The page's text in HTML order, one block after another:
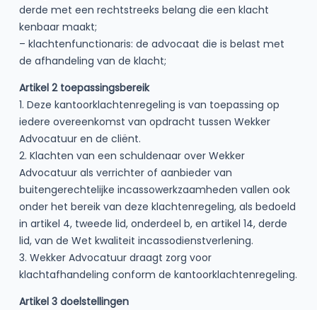
derde met een rechtstreeks belang die een klacht
kenbaar maakt;
– klachtenfunctionaris: de advocaat die is belast met
de afhandeling van de klacht;
Artikel 2 toepassingsbereik
1. Deze kantoorklachtenregeling is van toepassing op
iedere overeenkomst van opdracht tussen Wekker
Advocatuur en de cliënt.
2. Klachten van een schuldenaar over Wekker
Advocatuur als verrichter of aanbieder van
buitengerechtelijke incassowerkzaamheden vallen ook
onder het bereik van deze klachtenregeling, als bedoeld
in artikel 4, tweede lid, onderdeel b, en artikel 14, derde
lid, van de Wet kwaliteit incassodienstverlening.
3. Wekker Advocatuur draagt zorg voor
klachtafhandeling conform de kantoorklachtenregeling.
Artikel 3 doelstellingen